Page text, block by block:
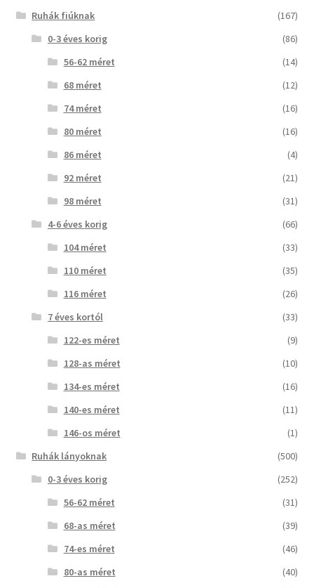
Ruhák fiúknak
(167)
0-3 éves korig
(86)
56-62 méret
(14)
68 méret
(12)
74 méret
(16)
80 méret
(16)
86 méret
(4)
92 méret
(21)
98 méret
(31)
4-6 éves korig
(66)
104 méret
(33)
110 méret
(35)
116 méret
(26)
7 éves kortól
(33)
122-es méret
(9)
128-as méret
(10)
134-es méret
(16)
140-es méret
(11)
146-os méret
(1)
Ruhák lányoknak
(500)
0-3 éves korig
(252)
56-62 méret
(31)
68-as méret
(39)
74-es méret
(46)
80-as méret
(40)